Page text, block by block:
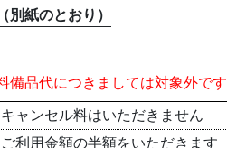
別紙のとおり）
備品代につきましては対象外で
キャンセル料はいただきません
ご利用金額の半額をいただきます